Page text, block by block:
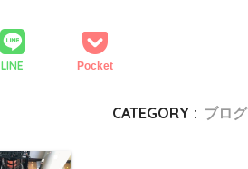
LINE Pocket
CATEGORY : ブログ